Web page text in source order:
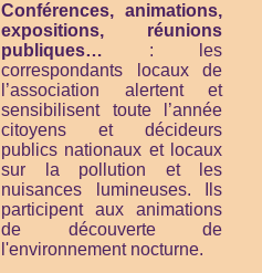
Conférences, animations,
expositions, réunions
publiques… : les
correspondants locaux de
l’association alertent et
sensibilisent toute l’année
citoyens et décideurs
publics nationaux et locaux
sur la pollution et les
nuisances lumineuses. Ils
participent aux animations
de découverte de
l'environnement nocturne.